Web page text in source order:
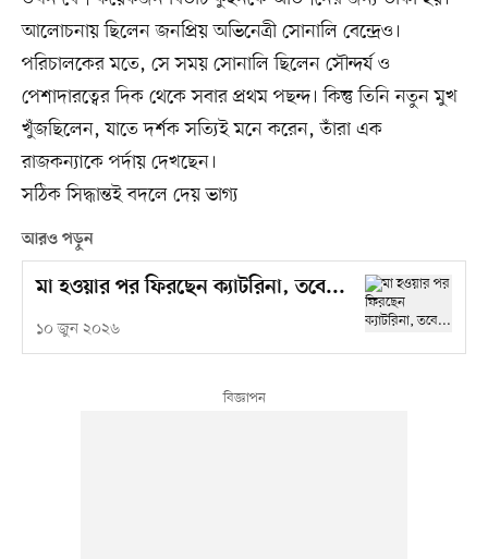
আলোচনায় ছিলেন জনপ্রিয় অভিনেত্রী সোনালি বেন্দ্রেও।
পরিচালকের মতে, সে সময় সোনালি ছিলেন সৌন্দর্য ও
পেশাদারত্বের দিক থেকে সবার প্রথম পছন্দ। কিন্তু তিনি নতুন মুখ
খুঁজছিলেন, যাতে দর্শক সত্যিই মনে করেন, তাঁরা এক
রাজকন্যাকে পর্দায় দেখছেন।
সঠিক সিদ্ধান্তই বদলে দেয় ভাগ্য
আরও পড়ুন
মা হওয়ার পর ফিরছেন ক্যাটরিনা, তবে...
১০ জুন ২০২৬